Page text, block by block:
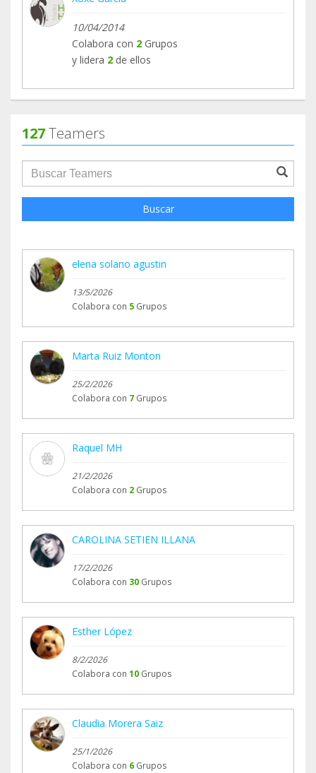
10/04/2014
Colabora con 2 Grupos
y lidera 2 de ellos
127Teamers
groupProfile.searchForm.search.text???
Buscar
elena solano agustin
13/5/2026
Colabora con 5 Grupos
Marta Ruiz Monton
25/2/2026
Colabora con 7 Grupos
Raquel MH
21/2/2026
Colabora con 2 Grupos
CAROLINA SETIEN ILLANA
17/2/2026
Colabora con 30 Grupos
Esther López
8/2/2026
Colabora con 10 Grupos
Claudia Morera Saiz
25/1/2026
Colabora con 6 Grupos